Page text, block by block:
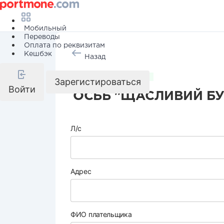
Мобильный
Переводы
Оплата по реквизитам
Кешбэк
Войти
Зарегистироваться
Назад
ОСББ "ЩАСЛИВИЙ
Л/с
Адрес
ФИО плательщика